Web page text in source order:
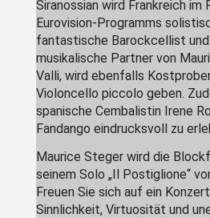
Siranossian wird Frankreich im
Eurovision-­Programms
fantastische Barock­cellist und
musikalische Partner von
Valli, wird ebenfalls
Violoncello piccolo geben.
spanische Cembalistin Irene
Fandango eindrucks­voll zu
Maurice Steger wird die
seinem Solo „Il Postiglione“
Freuen Sie sich auf ein
Sinnlichkeit, Virtuosität und